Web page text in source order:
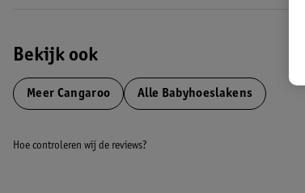
Bekijk ook
Meer Cangaroo Alle Babyhoeslakens
Hoe controleren wij de reviews?